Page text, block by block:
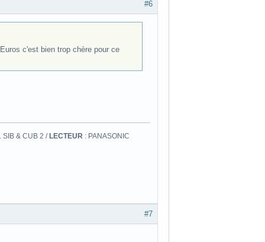
#6
c'est bien trop chère pour ce
SIB & CUB 2 / LECTEUR : PANASONIC
#7